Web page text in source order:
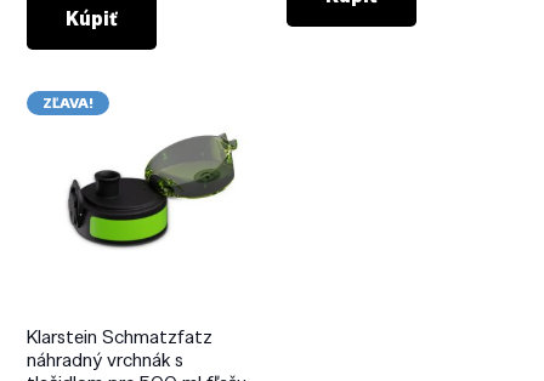
bola:
€19.90.
Kúpiť
€24.90.
ZĽAVA!
Klarstein Schmatzfatz
náhradný vrchnák s